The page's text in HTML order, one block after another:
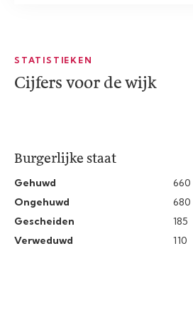
STATISTIEKEN
Cijfers voor de wijk
Burgerlijke staat
Gehuwd
660
Ongehuwd
680
Gescheiden
185
Verweduwd
110